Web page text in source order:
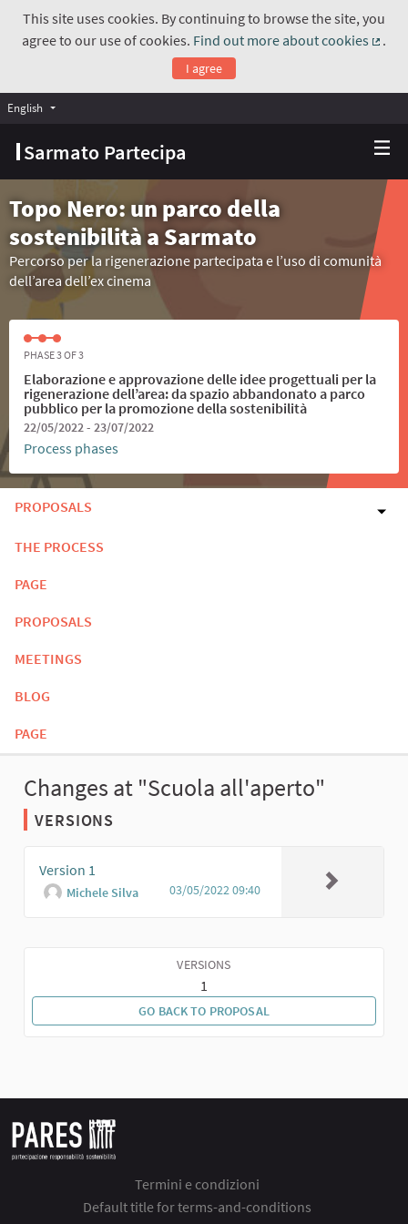
This site uses cookies. By continuing to browse the site, you
agree to our use of cookies. Find out more about cookies
.
I agree
Sarmato Partecipa
English Choose language
Topo Nero: un parco della
sostenibilità a Sarmato
Percorso per la rigenerazione partecipata e l’uso di comunità
dell’area dell’ex cinema
PHASE 3 OF 3
Elaborazione e approvazione delle idee progettuali per la
rigenerazione dell’area: da spazio abbandonato a parco
pubblico per la promozione della sostenibilità
22/05/2022 - 23/07/2022
Process phases
PROPOSALS
THE PROCESS
PAGE
PROPOSALS
MEETINGS
BLOG
PAGE
Changes at "Scuola all'aperto"
VERSIONS
Version 1
Michele Silva 03/05/2022 09:40
VERSIONS
1
GO BACK TO PROPOSAL
Termini e condizioni
Default title for terms-and-conditions